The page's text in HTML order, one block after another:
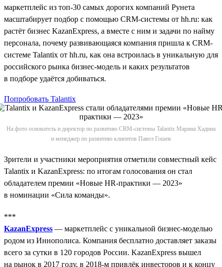
маркетплейс из топ-30 самых дорогих компаний Рунета
масштабирует подбор c помощью CRM-системы от hh.ru: как
растёт бизнес KazanExpress, а вместе с ним и задачи по найму
персонала, почему развивающаяся компания пришла к CRM-
системе Talantix от hh.ru, как она встроилась в уникальную для
российского рынка бизнес-модель и каких результатов
в подборе удаётся добиваться.
Попробовать Talantix
На фото основатель и директор по развитию CRM-системы Talantix Марина Хадина
и менеджер по развитию клиентов Павел Гошев
Зрители и участники мероприятия отметили совместный кейс
Talantix и KazanExpress: по итогам голосования он стал
обладателем премии «Новые HR-практики — 2023»
в номинации «Сила команды».
***
KazanExpress — маркетплейс с уникальной бизнес-моделью
родом из Иннополиса. Компания бесплатно доставляет заказы
всего за сутки в 120 городов России. KazanExpress вышел
на рынок в 2017 году, в 2018‑м привлёк инвесторов и к концу